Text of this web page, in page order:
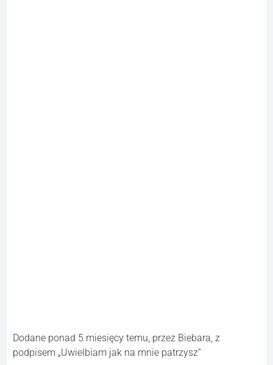
Dodane ponad 5 miesięcy temu, przez Biebara, z
podpisem „Uwielbiam jak na mnie patrzysz”